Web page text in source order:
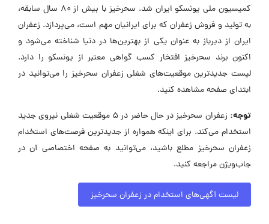
کمیسیون ملی یونسکو ایران شد. سحرخیز با بیش از ۸۰ سال سابقه،
به تولید و فروش زعفران که برای ایرانیان مهم است، می‌پردازد. زعفران
ایران از دیرباز به عنوان یکی از بهترین‌ها در دنیا شناخته می‌شود و
اکنون برند سحرخیز افتخار کسب گواهی معتبر از یونسکو را دارد.
لیست جدیدترین موقعیت‌های شغلی زعفران سحرخیز را می‌توانید در
ابتدای صفحه مشاهده کنید.
توجه:
زعفران سحرخیز در حال حاضر در ۵ موقعیت شغلی نیروی جدید
استخدام می‌کند. برای اینکه همواره از جدیدترین فرصت‌های استخدام
زعفران سحرخیز مطلع باشید، می‌توانید به صفحه اختصاصی آن در
جاب‌ویژن مراجعه کنید.
لیست آگهی‌های استخدام در زعفران سحرخیز